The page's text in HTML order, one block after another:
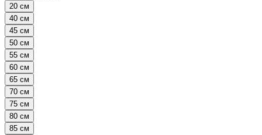
20 см
40 см
45 см
50 см
55 см
60 см
65 см
70 см
75 см
80 см
85 см